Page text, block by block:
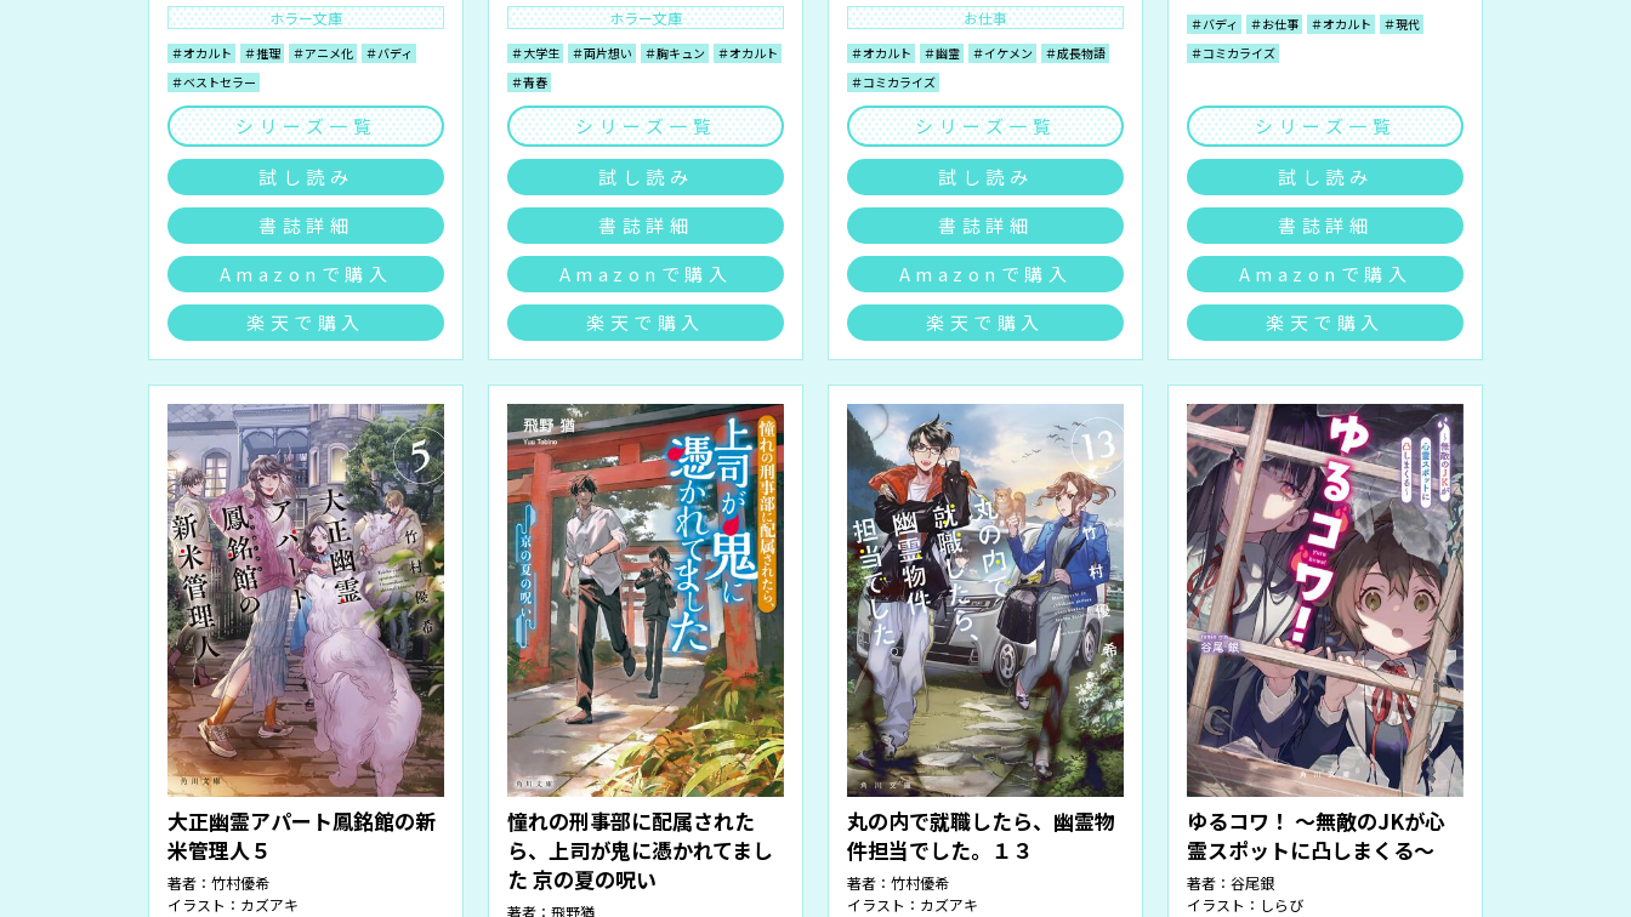
ホラー文庫
＃オカルト ＃推理 ＃アニメ化
＃バディ
＃ベストセラー
シリーズ一覧
試し読み
書誌詳細
Amazonで購入
楽天で購入
ホラー文庫
＃大学生 ＃両片想い ＃胸キュン
＃オカルト
＃青春
シリーズ一覧
試し読み
書誌詳細
Amazonで購入
楽天で購入
お仕事
＃オカルト ＃幽霊 ＃イケメン
＃成長物語
＃コミカライズ
シリーズ一覧
試し読み
書誌詳細
Amazonで購入
楽天で購入
＃バディ ＃お仕事 ＃オカルト
＃現代
＃コミカライズ
シリーズ一覧
試し読み
書誌詳細
Amazonで購入
楽天で購入
大正幽霊アパート鳳銘館の新
米管理人５
著者： 竹村優希
イラスト： カズアキ
憧れの刑事部に配属された
ら、上司が鬼に憑かれてまし
た 京の夏の呪い
著者： 飛野猶
丸の内で就職したら、幽霊物
件担当でした。１３
著者： 竹村優希
イラスト： カズアキ
ゆるコワ！ ～無敵のJKが心
霊スポットに凸しまくる～
著者： 谷尾銀
イラスト： しらび